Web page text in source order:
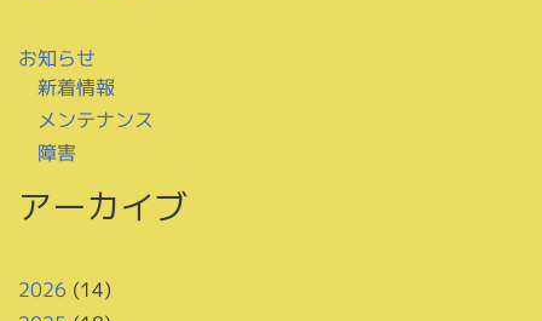
お知らせ
新着情報
メンテナンス
障害
アーカイブ
2026 (14)